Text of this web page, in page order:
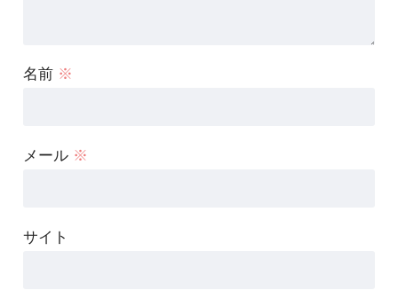
名前 ※
メール ※
サイト